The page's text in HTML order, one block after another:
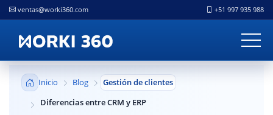
ventas@worki360.com +51 997 935 988
Inicio Blog
Gestión de clientes
Diferencias entre CRM y ERP